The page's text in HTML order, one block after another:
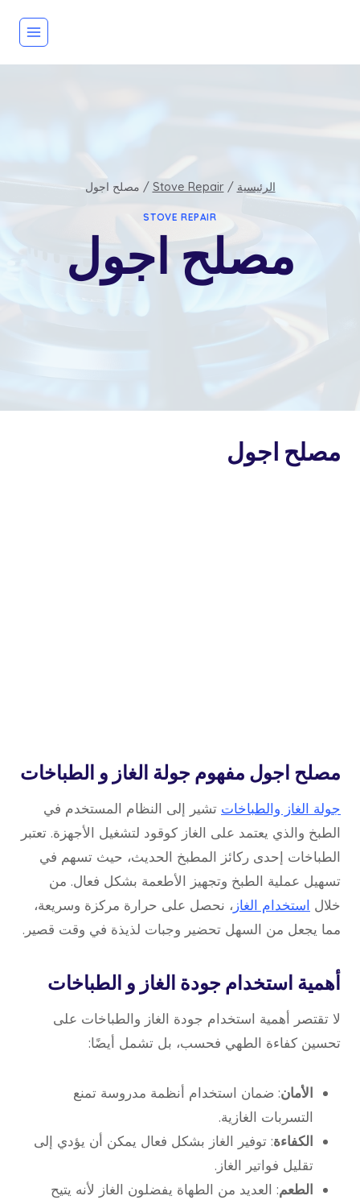
الرئيسية /
Stove Repair
/ مصلح اجول
STOVE REPAIR
مصلح اجول
مصلح اجول
مصلح اجول مفهوم جولة الغاز و الطباخات
جولة الغاز والطباخات تشير إلى النظام المستخدم في
الطبخ والذي يعتمد على الغاز كوقود لتشغيل الأجهزة. تعتبر
الطباخات إحدى ركائز المطبخ الحديث، حيث تسهم في
تسهيل عملية الطبخ وتجهيز الأطعمة بشكل فعال. من
خلال استخدام الغاز ، نحصل على حرارة مركزة وسريعة،
مما يجعل من السهل تحضير وجبات لذيذة في وقت قصير.
أهمية استخدام جودة الغاز و الطباخات
لا تقتصر أهمية استخدام جودة الغاز والطباخات على
تحسين كفاءة الطهي فحسب، بل تشمل أيضًا:
الأمان: ضمان استخدام أنظمة مدروسة تمنع
التسربات الغازية.
الكفاءة: توفير الغاز بشكل فعال يمكن أن يؤدي إلى
تقليل فواتير الغاز.
الطعم: العديد من الطهاة يفضلون الغاز لأنه يتيح